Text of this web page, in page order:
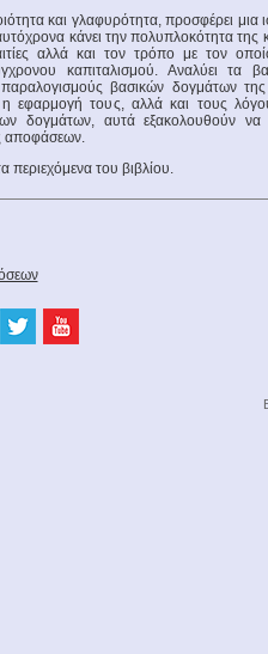
και γλαφυρότητα, προσφέρει μια
κάνει την πολυπλοκότητα της
αλλά και τον τρόπο με τον
καπιταλισμού. Αναλύει τα
βασικών δογμάτων της
η εφαρμογή τους, αλλά και τους
δογμάτων, αυτά εξακολουθούν να
αποφάσεων.
περιεχόμενα του βιβλίου.